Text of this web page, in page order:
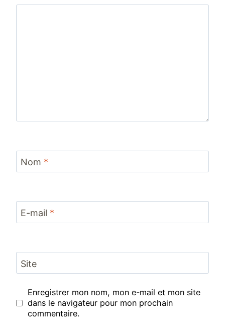
Nom *
E-mail *
Site
Enregistrer mon nom, mon e-mail et mon site
dans le navigateur pour mon prochain
commentaire.